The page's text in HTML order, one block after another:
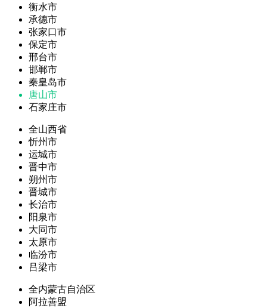
衡水市
承德市
张家口市
保定市
邢台市
邯郸市
秦皇岛市
唐山市
石家庄市
全山西省
忻州市
运城市
晋中市
朔州市
晋城市
长治市
阳泉市
大同市
太原市
临汾市
吕梁市
全内蒙古自治区
阿拉善盟